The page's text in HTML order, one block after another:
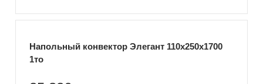
Напольный конвектор Элегант 110x250x1700
1то